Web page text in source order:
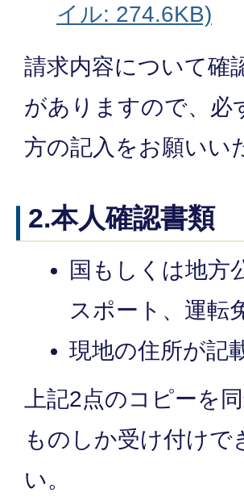
イル: 274.6KB)
請求内容について確
がありますので、必
方の記入をお願いい
2.本人確認書類
国もしくは地方
スポート、運転
現地の住所が記
上記2点のコピーを
ものしか受け付け
い。